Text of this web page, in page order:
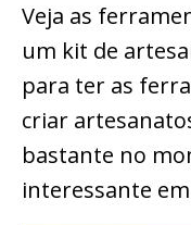
Veja as
um kit de
para ter as
criar
bastante no
interessante